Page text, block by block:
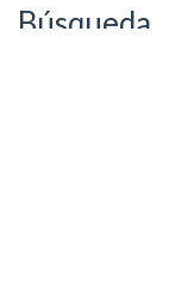
Búsqueda